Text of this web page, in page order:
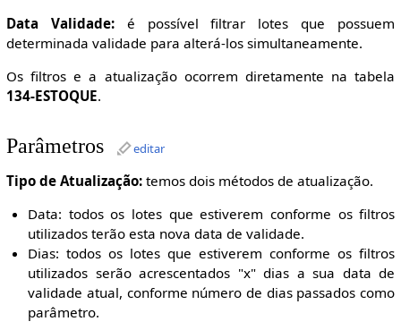
Data Validade:é possível filtrar lotes que possuem
determinada validade para alterá-los simultaneamente.
Os filtros e a atualização ocorrem diretamente na tabela
134-ESTOQUE.
Parâmetros editar
Tipo de Atualização:temos dois métodos de atualização.
Data: todos os lotes que estiverem conforme os filtros
utilizados terão esta nova data de validade.
Dias: todos os lotes que estiverem conforme os filtros
utilizados serão acrescentados "x" dias a sua data de
validade atual, conforme número de dias passados como
parâmetro.